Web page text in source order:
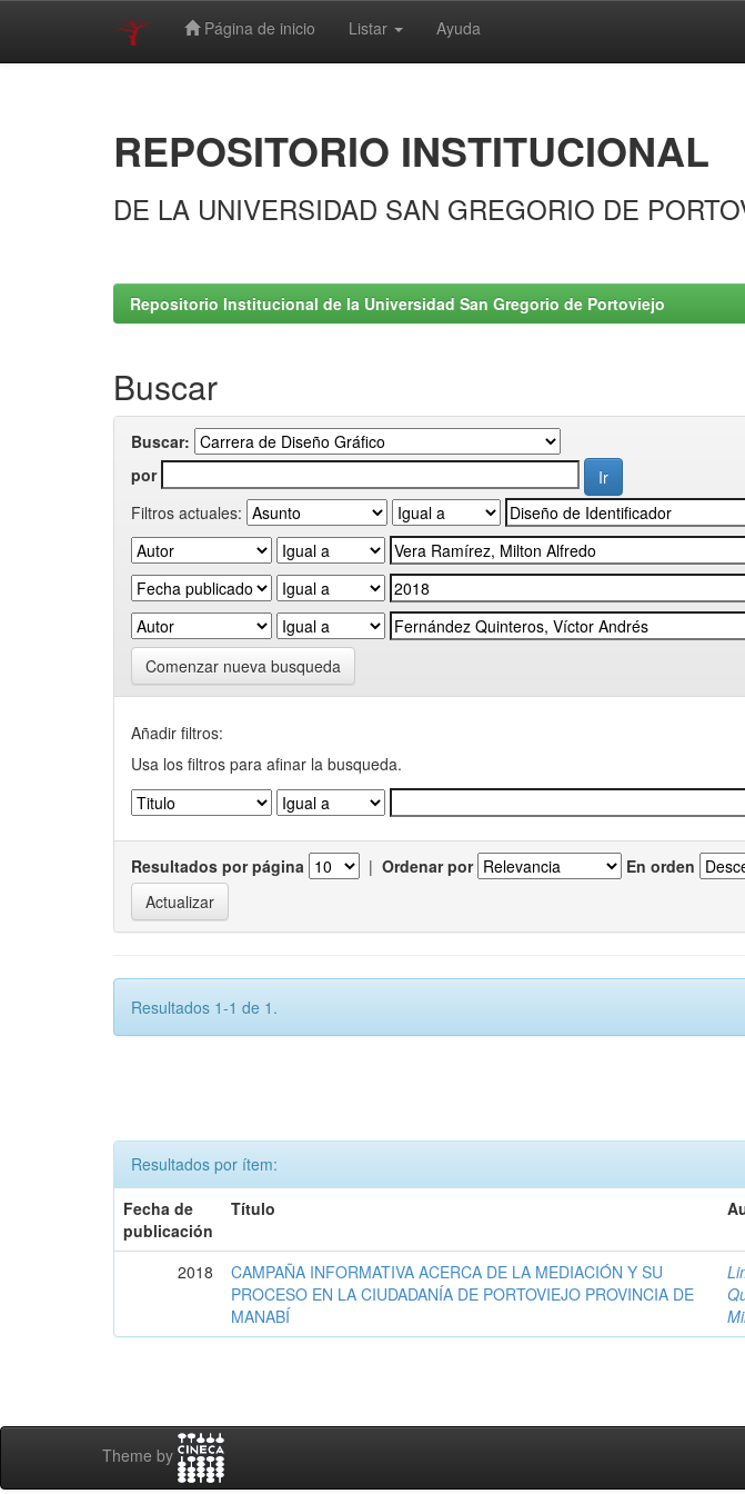
Página de inicio Listar Ayuda
REPOSITORIO INSTITUCIONAL
DE LA UNIVERSIDAD SAN GREGORIO DE
Repositorio Institucional de la Universidad San Gregorio de Portoviejo
Buscar
Buscar:
por
Filtros actuales:
Comenzar nueva busqueda
Añadir filtros:
Usa los filtros para afinar la busqueda.
Resultados por página | Ordenar por En orden
Resultados 1-1 de 1.
Resultados por ítem:
Fecha de
publicación
Título
2018
CAMPAÑA INFORMATIVA ACERCA DE LA MEDIACIÓN Y SU
PROCESO EN LA CIUDADANÍA DE PORTOVIEJO PROVINCIA DE
MANABÍ
Theme by